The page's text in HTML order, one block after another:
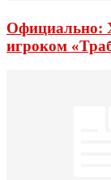
Официально:
игроком